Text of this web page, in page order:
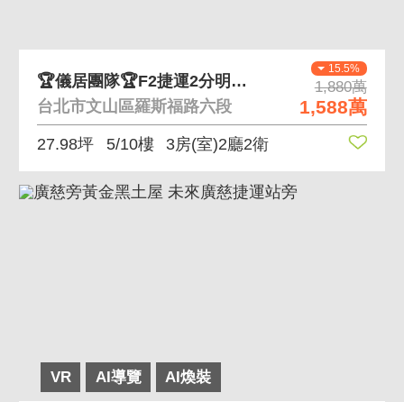
15.5%
1,880萬
1,588萬
🏆儀居團隊🏆F2捷運2分明淨柔和3房
台北市文山區羅斯福路六段
27.98坪 5/10樓 3房(室)2廳2衛
VR AI導覽 AI煥裝